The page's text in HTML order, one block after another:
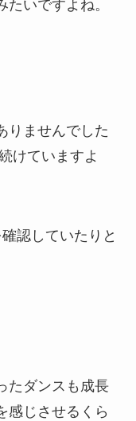
いですよね。
りませんでした
けていますよ
認していたりと
たダンスも成長
感じさせるくら